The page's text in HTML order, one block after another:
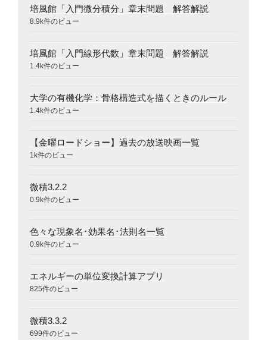
培風館「入門微分積分」章末問題 解答解説
8.9k件のビュー
培風館「入門線形代数」章末問題 解答解説
1.4k件のビュー
大学の有機化学：骨格構造式を描くときのルール
1.4k件のビュー
【金曜ロードショー】過去の放送映画一覧
1k件のビュー
微積3.2.2
0.9k件のビュー
色々な現象名･効果名･法則名一覧
0.9k件のビュー
エネルギーの単位変換計算アプリ
825件のビュー
微積3.3.2
699件のビュー